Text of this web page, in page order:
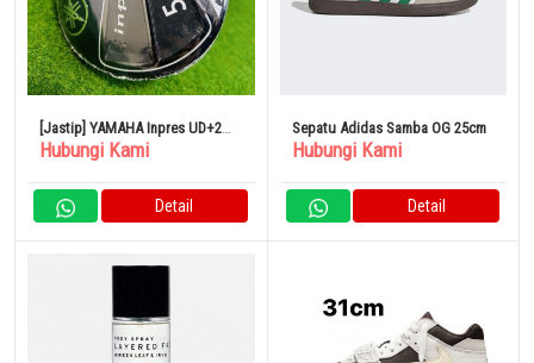
[Jastip] YAMAHA Inpres UD+2
2021 5W Fairway Wood Blowout
Hubungi Kami
Detail
Sepatu Adidas Samba OG 25cm
Hubungi Kami
Detail